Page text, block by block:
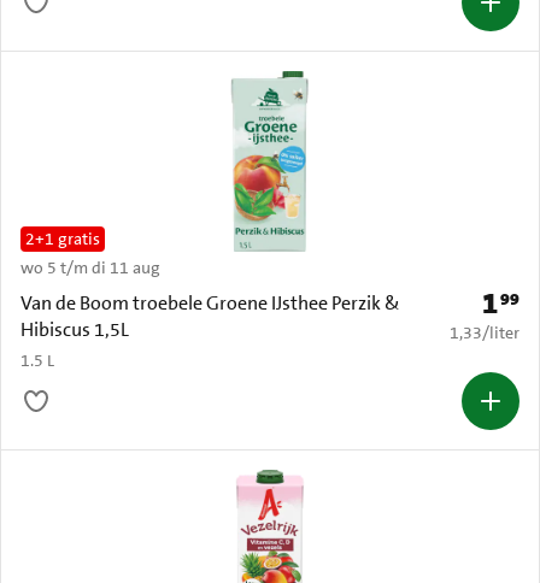
Van de Boom troebele Groene IJsthee Perzik &
Hibiscus 1,5L
1.5 L
2+1 gratis
wo 5 t/m di 11 aug
Prijs:
199
€ 1,33 per
1,33/liter